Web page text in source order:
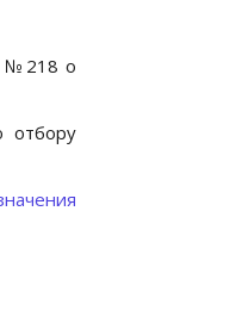
№218 о
отбору